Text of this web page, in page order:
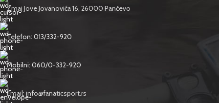
Zmaj Jove Jovanovića 16, 26000 Pančevo
Telefon: 013/332-920
Mobilni: 060/0-332-920
Email: info@fanaticsport.rs